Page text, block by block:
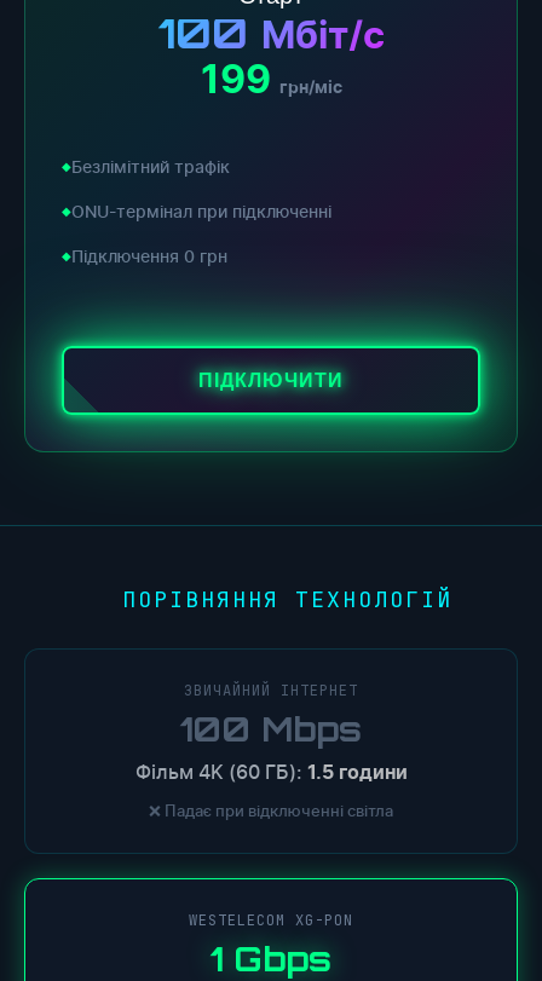
100 Мбіт/с
199 грн/міс
Безлімітний трафік
ONU-термінал при підключенні
Підключення 0 грн
ПІДКЛЮЧИТИ
ПОРІВНЯННЯ ТЕХНОЛОГІЙ
ЗВИЧАЙНИЙ ІНТЕРНЕТ
100 Mbps
Фільм 4K (60 ГБ): 1.5 години
❌ Падає при відключенні світла
WESTELECOM XG-PON
1 Gbps